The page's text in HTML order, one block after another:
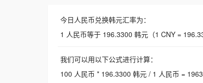
今日人民币兑换韩元汇率为：
1 人民币等于 196.3300 韩元（1 CNY =
我们可以用以下公式进行计算：
100 人民币 * 196.3300 韩元 / 1 人民币 =